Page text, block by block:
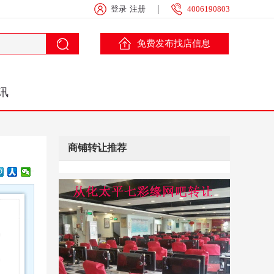
登录 注册 4006190803
免费发布找店信息
商铺转让推荐